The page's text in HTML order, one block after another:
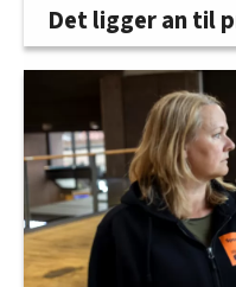
Det ligger an til